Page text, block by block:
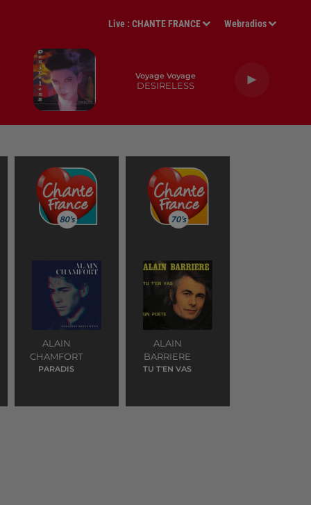
Live :CHANTE FRANCE Webradios
Voyage Voyage
DESIRELESS
ALAIN
CHAMFORT
PARADIS
ALAIN
BARRIERE
TU T'EN VAS